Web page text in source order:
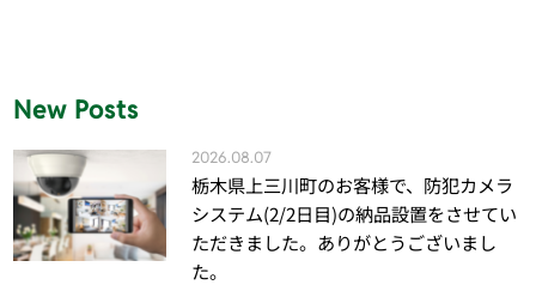
New Posts
2026.08.07
栃木県上三川町のお客様で、防犯カメラ
システム(2/2日目)の納品設置をさせてい
ただきました。ありがとうございまし
た。